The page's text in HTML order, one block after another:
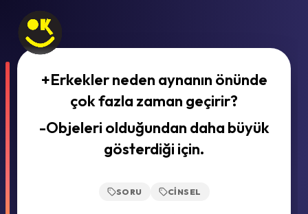
+Erkekler neden aynanın önünde
çok fazla zaman geçirir?
-Objeleri olduğundan daha büyük
gösterdiği için.
SORU CINSEL